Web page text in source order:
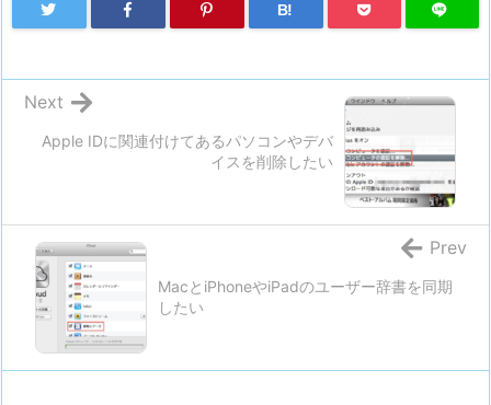
B!
Apple IDに関連付けてあるパソコンやデバ
イスを削除したい
Next
MacとiPhoneやiPadのユーザー辞書を同期
したい
Prev